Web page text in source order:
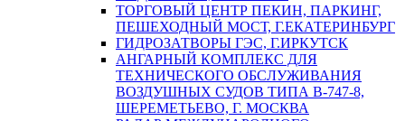
ТОРГОВЫЙ ЦЕНТР ПЕКИН, ПАРКИНГ,
ПЕШЕХОДНЫЙ МОСТ, Г.ЕКАТЕРИНБУРГ
ГИДРОЗАТВОРЫ ГЭС, Г.ИРКУТСК
АНГАРНЫЙ КОМПЛЕКС ДЛЯ
ТЕХНИЧЕСКОГО ОБСЛУЖИВАНИЯ
ВОЗДУШНЫХ СУДОВ ТИПА В-747-8,
ШЕРЕМЕТЬЕВО, Г. МОСКВА